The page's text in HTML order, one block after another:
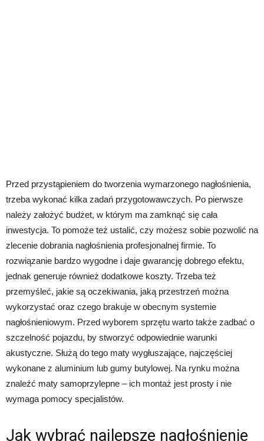
Przed przystąpieniem do tworzenia wymarzonego nagłośnienia,
trzeba wykonać kilka zadań przygotowawczych. Po pierwsze
należy założyć budżet, w którym ma zamknąć się cała
inwestycja. To pomoże też ustalić, czy możesz sobie pozwolić na
zlecenie dobrania nagłośnienia profesjonalnej firmie. To
rozwiązanie bardzo wygodne i daje gwarancję dobrego efektu,
jednak generuje również dodatkowe koszty. Trzeba też
przemyśleć, jakie są oczekiwania, jaką przestrzeń można
wykorzystać oraz czego brakuje w obecnym systemie
nagłośnieniowym. Przed wyborem sprzętu warto także zadbać o
szczelność pojazdu, by stworzyć odpowiednie warunki
akustyczne. Służą do tego maty wygłuszające, najczęściej
wykonane z aluminium lub gumy butylowej. Na rynku można
znaleźć maty samoprzylepne – ich montaż jest prosty i nie
wymaga pomocy specjalistów.
Jak wybrać najlepsze nagłośnienie